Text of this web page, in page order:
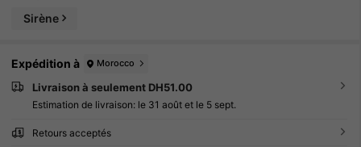
Sirène
Expédition à Morocco
Livraison à seulement DH51.00
Estimation de livraison: le 31 août et le 5 sept.
Retours acceptés